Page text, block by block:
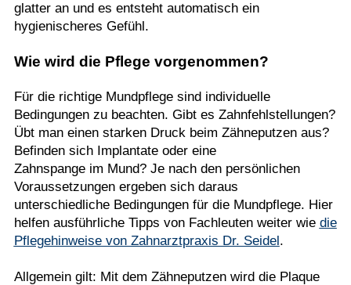
glatter an und es entsteht automatisch ein
hygienischeres Gefühl.
Wie wird die Pflege vorgenommen?
Für die richtige Mundpflege sind individuelle
Bedingungen zu beachten. Gibt es Zahnfehlstellungen?
Übt man einen starken Druck beim Zähneputzen aus?
Befinden sich Implantate oder eine
Zahnspange im Mund? Je nach den persönlichen
Voraussetzungen ergeben sich daraus
unterschiedliche Bedingungen für die Mundpflege. Hier
helfen ausführliche Tipps von Fachleuten weiter wie die
Pflegehinweise von Zahnarztpraxis Dr. Seidel.
Allgemein gilt: Mit dem Zähneputzen wird die Plaque